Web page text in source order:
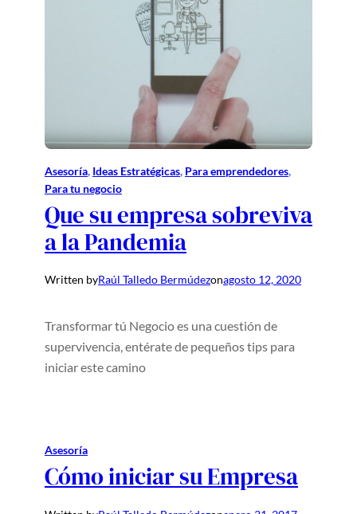
Asesoría, Ideas Estratégicas, Para emprendedores
Para tu negocio
Que su empresa sobreviva
a la Pandemia
Written byRaúl Talledo Bermúdezonagosto 12, 2020
Transformar tú Negocio es una cuestión de
supervivencia, entérate de pequeños tips para
iniciar este camino
Asesoría
Cómo iniciar su Empresa